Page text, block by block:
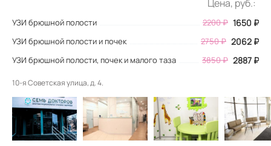
Цена, руб.:
УЗИ брюшной полости 2200₽ 1650 ₽
УЗИ брюшной полости и почек 2750 ₽ 2062 ₽
УЗИ брюшной полости, почек и малого таза 3850 ₽ 2887 ₽
10-я Советская улица, д. 4.